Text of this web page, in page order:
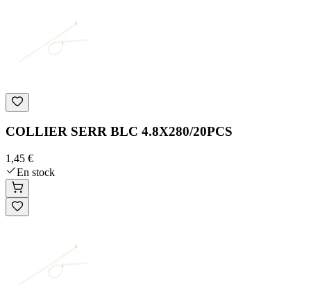
COLLIER SERR BLC 4.8X280/20PCS
1,45 €
En stock